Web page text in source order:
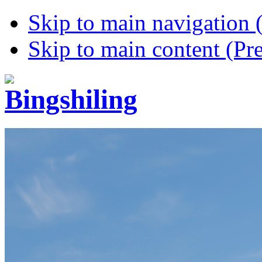
Skip to main navigation
Skip to main content